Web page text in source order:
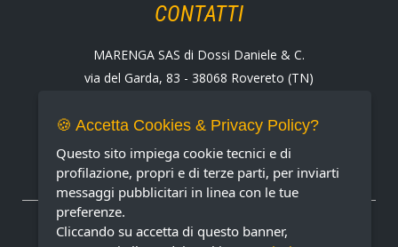
CONTATTI
MARENGA SAS di Dossi Daniele & C.
via del Garda, 83 - 38068 Rovereto (TN)
Fax +39 0464 430938
E-mail: marenga@marenga.it
Partita IVA IT02232370227
METODI DI PAGAMENTO ACCETTATI
🍪 Accetta Cookies & Privacy Policy?
Questo sito impiega cookie tecnici e di
profilazione, propri e di terze parti, per inviarti
messaggi pubblicitari in linea con le tue
preferenze.
Cliccando su accetta di questo banner,